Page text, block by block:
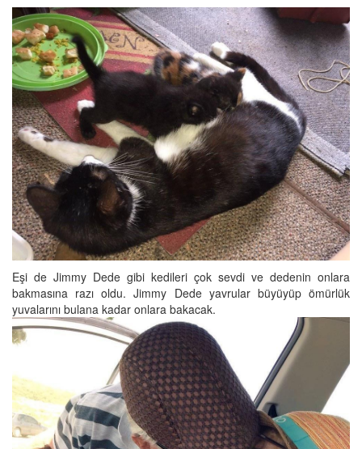
Eşi de Jimmy Dede gibi kedileri çok sevdi ve dedenin onlara
bakmasına razı oldu. Jimmy Dede yavrular büyüyüp ömürlük
yuvalarını bulana kadar onlara bakacak.